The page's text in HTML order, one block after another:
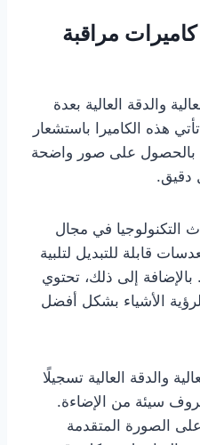
مراقبة
والدقة العالية بعدة
هذه الكاميرا باستشعار
بالحصول على صور واضحة
دقيق.
التكنولوجيا في مجال
قابلة للتبديل لتلبية
بالإضافة إلى ذلك، تحتوي
الأشياء بشكل أفضل
والدقة العالية تسجيلًا
سيئة من الإضاءة.
الصورة المتقدمة